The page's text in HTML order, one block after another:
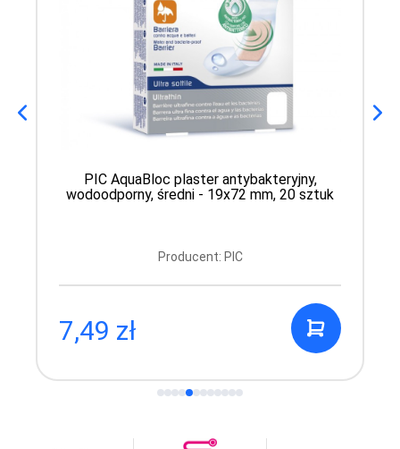
PIC AquaBloc plaster antybakteryjny,
wodoodporny, średni - 19x72 mm, 20 sztuk
Producent: PIC
7,49 zł